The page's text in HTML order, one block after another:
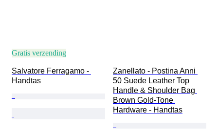
Gratis verzending
Salvatore Ferragamo -
Handtas
Zanellato - Postina Anni
50 Suede Leather Top
Handle & Shoulder Bag
Brown Gold-Tone
Hardware - Handtas